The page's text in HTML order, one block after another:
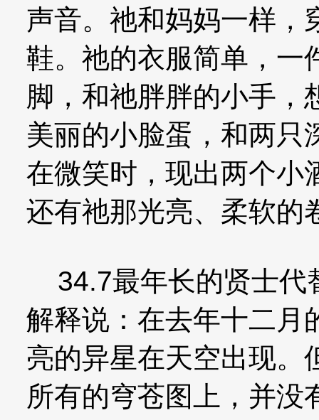
声音。祂和妈妈一样，
鞋。祂的衣服简单，一
脚，和祂胖胖的小手，
美丽的小脸蛋，和两只
在微笑时，现出两个小
还有祂那光亮、柔软的
34.7最年长的贤士代
解释说：在去年十二月
亮的异星在天空出现。
所有的穹苍图上，并没